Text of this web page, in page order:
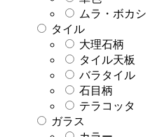
ムラ・ボカシ
タイル
大理石柄
タイル天板
バラタイル
石目柄
テラコッタ
ガラス